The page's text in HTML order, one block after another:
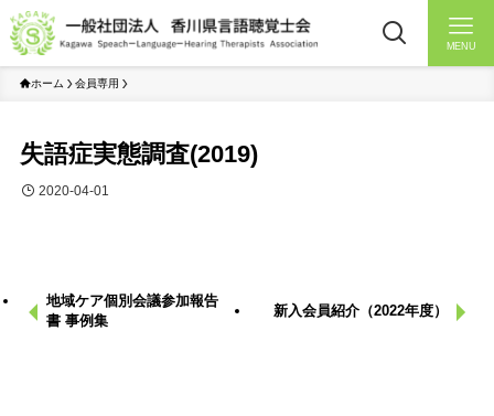
MENU
ホーム 会員専用
失語症実態調査(2019)
2020-04-01
地域ケア個別会議参加報告
書 事例集
新入会員紹介（2022年度）